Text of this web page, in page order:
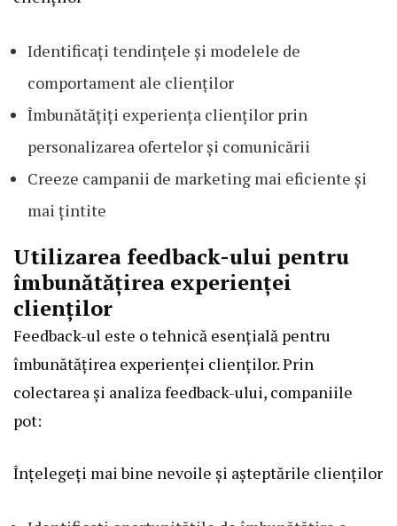
Identificați tendințele și modelele de
comportament ale clienților
Îmbunătățiți experiența clienților prin
personalizarea ofertelor și comunicării
Creeze campanii de marketing mai eficiente și
mai țintite
Utilizarea feedback-ului pentru
îmbunătățirea experienței
clienților
Feedback-ul este o tehnică esențială pentru
îmbunătățirea experienței clienților. Prin
colectarea și analiza feedback-ului, companiile
pot:
Înțelegeți mai bine nevoile și așteptările clienților